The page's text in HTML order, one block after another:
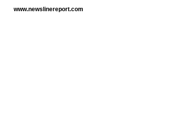
www.newslinereport.com